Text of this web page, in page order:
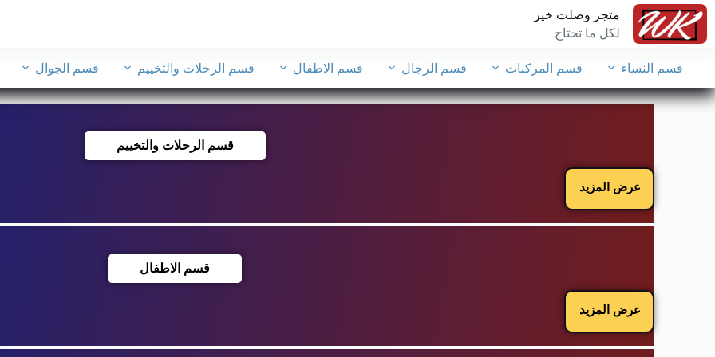
متجر وصلت خير
لكل ما تحتاج
قسم النساء قسم المركبات قسم الرجال قسم الاطفال قسم الرحلات والتخييم قسم الجوال
قسم الرحلات والتخييم
عرض المزيد
قسم الاطفال
عرض المزيد